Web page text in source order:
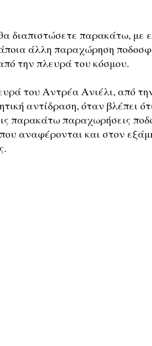
διαπιστώσετε παρακάτω,
άλλη παραχώρηση
την πλευρά του κόσμου.
του Αντρέα Ανιέλι, από
αντίδραση, όταν βλέπει
παρακάτω παραχωρήσεις
αναφέρονται και στον